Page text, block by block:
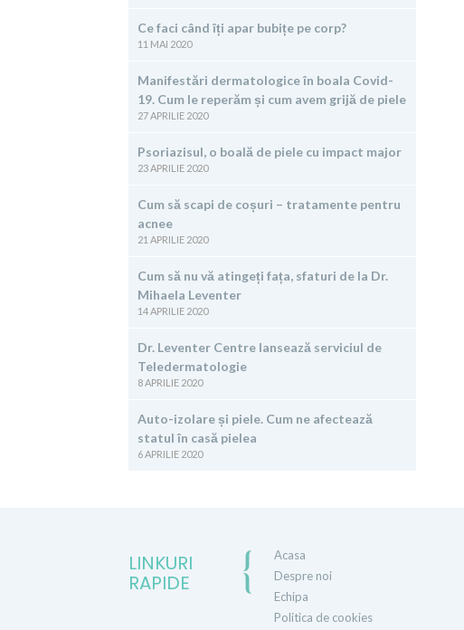
Ce faci când îți apar bubițe pe corp?
11 MAI 2020
Manifestări dermatologice în boala Covid-
19. Cum le reperăm și cum avem grijă de piele
27 APRILIE 2020
Psoriazisul, o boală de piele cu impact major
23 APRILIE 2020
Cum să scapi de coșuri – tratamente pentru
acnee
21 APRILIE 2020
Cum să nu vă atingeți fața, sfaturi de la Dr.
Mihaela Leventer
14 APRILIE 2020
Dr. Leventer Centre lansează serviciul de
Teledermatologie
8 APRILIE 2020
Auto-izolare și piele. Cum ne afectează
statul în casă pielea
6 APRILIE 2020
LINKURI
RAPIDE
Acasa
Despre noi
Echipa
Politica de cookies